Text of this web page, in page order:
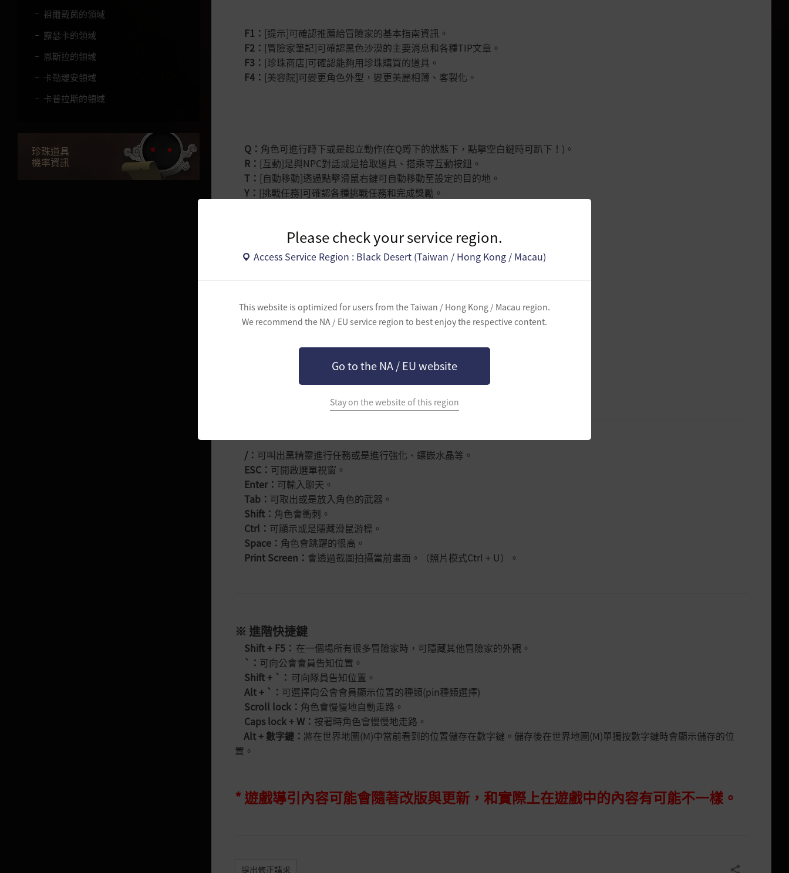
Please check your service region.
Access Service Region : Black Desert (Taiwan / Hong Kong / Macau)
This website is optimized for users from the Taiwan / Hong Kong / Macau region.
We recommend the NA / EU service region to best enjoy the respective content.
Go to the NA / EU website
Stay on the website of this region
祖爾戴茵的領域
露瑟卡的領域
恩斯拉的領域
卡勒堤安領域
卡普拉斯的領域
文物 / 光明石
珍珠道具
機率資訊
F1： [提示]可確認推薦給冒險家的基本指南資訊。
F2： [冒險家筆記]可確認黑色沙漠的主要消息和各種TIP文章。
F3 ： [珍珠商店]可確認能夠用珍珠購買的道具。
F4 ： [美容院]可變更角色外型，變更美麗相簿、客製化。
Q ： 角色可進行蹲下或是起立動作(在Q蹲下的狀態下，點擊空白鍵時可趴下！)。
R ： [互動]是與NPC對話或是拾取道具、搭乘等互動按鈕。
T ： [自動移動]透過點擊滑鼠右鍵可自動移動至設定的目的地。
Y ： [挑戰任務]可確認各種挑戰任務和完成獎勵。
[任務]可一眼確認各種任務。
P ：
[我的資訊]可確認角色的戰鬥、生活資訊和稱號等。
G
[公會]可確認公會目錄及所屬的公會資訊。
H：[知識]可確認冒險家的家門獲得的知識。
K：[技能]可學習角色技能或是確認技能資訊。
L：[加工] 可用砍柴、曬乾、加熱等各種方式加工道具。
[郵件]可確認黑色沙漠發送給冒險家的道具、通知事項。
[好友]可追加好友或是可與已結為好友的冒險家互相傳送訊息。
[世界地圖]可確認黑色沙漠世界的世界地圖。
/： 可叫出黑精靈進行任務或是進行強化、鑲嵌水晶等。
ESC ： 可開啟選單視窗。
Enter： 可輸入聊天。
Tab ： 可取出或是放入角色的武器。
Shift ： 角色會衝刺。
Ctrl ： 可顯示或是隱藏滑鼠游標。
Space ： 角色會跳躍的很高。
Print Screen ： 會透過截圖拍攝當前畫面。（照片模式Ctrl + U）。
※ 進階快捷鍵
Shift + F5 ： 在一個場所有很多冒險家時，可隱藏其他冒險家的外觀。
` ： 可向公會會員告知位置。
Shift + ` ： 可向隊員告知位置。
Alt + ` ： 可選擇向公會會員顯示位置的種類(pin種類選擇)
Scroll lock ： 角色會慢慢地自動走路。
Caps lock + W ： 按著時角色會慢慢地走路。
Alt + 數字鍵： 將在世界地圖(M)中當前看到的位置儲存在數字鍵。儲存後在世界地圖(M)單獨按數字鍵時會顯示儲存的位
置。
* 遊戲導引內容可能會隨著改版與更新，和實際上在遊戲中的內容有可能不一樣。
提出修正請求